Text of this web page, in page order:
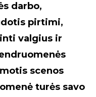
darbo,
pirtimi,
valgius ir
scenos
turės savo